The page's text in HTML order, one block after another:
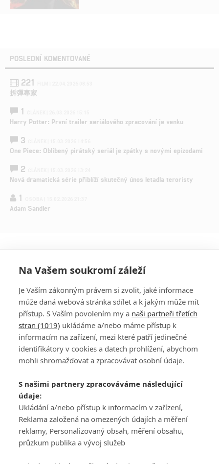
POSLEDNÍ KOMENTOVANÉ
221
拆彈專家
1
Harry Potter: První trailer seriálového zpracování je venku
3
One Piece: Oblíbený pirátský seriál je zpátky s novými epizodami
2
Nová dramatická série přiblíží skutečný únos letadla teroristy
1
Adam Sandler
PŘIHLÁSIT
REGISTROVAT
DISKUZE
Šéfredaktorkou webu jePetr Slavík, e-mailserialy@fandimefilmu.cz
Máte-li zájem o inzerci na našem webu napište nám na e-mail
studio@koncal.com
Ochrana osobních údajů|Zásady používání cookies |Pravidla webu
Upravit nastavení soukromí
Na Vašem soukromí záleží
Je Vaším zákonným právem si zvolit, jaké informace
může daná webová stránka sdílet a k jakým může mít
přístup. S Vaším povolením my a naši partneři třetích
stran (1019) ukládáme a/nebo máme přístup k
informacím na zařízení, mezi které patří jedinečné
identifikátory v cookies a datech prohlížení, abychom
mohli shromažďovat a zpracovávat osobní údaje.
S našimi partnery zpracováváme následující
údaje:
Ukládání a/nebo přístup k informacím v zařízení,
Reklama založená na omezených údajích a měření
reklamy, Personalizovaný obsah, měření obsahu,
průzkum publika a vývoj služeb